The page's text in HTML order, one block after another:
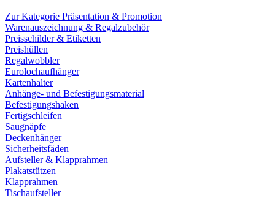
Zur Kategorie Präsentation & Promotion
Warenauszeichnung & Regalzubehör
Preisschilder & Etiketten
Preishüllen
Regalwobbler
Eurolochaufhänger
Kartenhalter
Anhänge- und Befestigungsmaterial
Befestigungshaken
Fertigschleifen
Saugnäpfe
Deckenhänger
Sicherheitsfäden
Aufsteller & Klapprahmen
Plakatstützen
Klapprahmen
Tischaufsteller